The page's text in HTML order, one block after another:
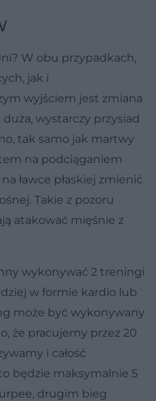
W obu przypadkach,
jak i
wyjściem jest zmiana
wystarczy przysiad
tak samo jak martwy
na podciąganiem
ławce płaskiej zmienić
Takie z pozoru
atakować mięśnie z
wykonywać 2 treningi
w formie kardio lub
może być wykonywany
że pracujemy przez 20
i całość
będzie maksymalnie 5
drugim bieg